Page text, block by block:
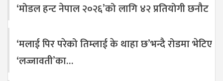
‘मोडल हन्ट नेपाल २०२६’को लागि ४२ प्रतियोगी छनौट
‘मलाई पिर परेको तिम्लाई के थाहा छ’भन्दै रोडमा भेटिए
‘लज्जावती’का…